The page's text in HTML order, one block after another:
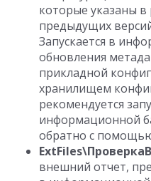
которые указаны в
предыдущих
Запускается в
обновления
прикладной
хранилищем
рекомендуется
информационной
обратно с
внешний отчет,